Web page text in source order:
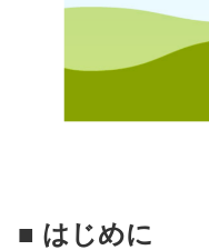
■ はじめに